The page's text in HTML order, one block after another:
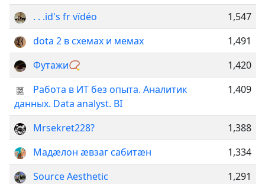
. . .id's fr vïdéo
1,547
dota 2 в схемах и мемах
1,491
Футажи📿
1,420
Работа в ИТ без опыта. Аналитик
данных. Data analyst. BI
1,409
Mrsekret228?
1,388
Мадӕлон ӕвзаг сабитæн
1,334
Source Aesthetic
1,291